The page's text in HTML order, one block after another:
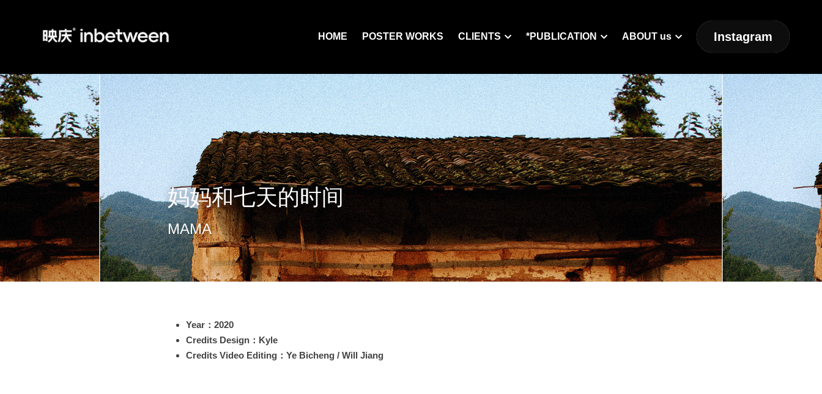
HOME POSTER WORKS CLIENTS *PUBLICATION ABOUT us Instagram
妈妈和七天的时间
MAMA
Year：2020
Credits Design：Kyle
Credits Video Editing：Ye Bicheng / Will Jiang